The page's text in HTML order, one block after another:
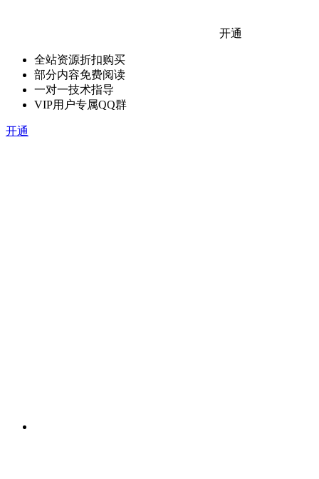
开通
全站资源折扣购买
部分内容免费阅读
一对一技术指导
VIP用户专属QQ群
开通